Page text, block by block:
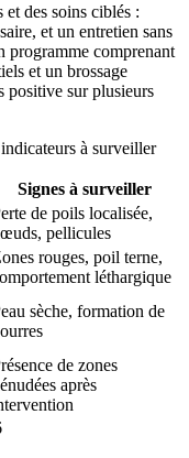
des soins ciblés :
et un entretien sans
programme comprenant
et un brossage
positive sur plusieurs
à surveiller
Signes à surveiller
de poils localisée,
pellicules
rouges, poil terne,
léthargique
sèche, formation de
de zones
après